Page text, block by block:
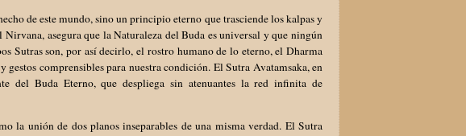
de este mundo, sino un principio eterno que trasciende los kalpas y
asegura que la Naturaleza del Buda es universal y que ningún
Sutras son, por así decirlo, el rostro humano de lo eterno, el Dharma
comprensibles para nuestra condición. El Sutra Avatamsaka, en
del Buda Eterno, que despliega sin atenuantes la red infinita de
la unión de dos planos inseparables de una misma verdad. El Sutra